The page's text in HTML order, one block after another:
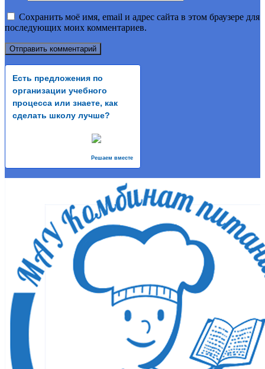
Сохранить моё имя, email и адрес сайта в этом браузере для
последующих моих комментариев.
Есть предложения по
организации учебного
процесса или знаете, как
сделать школу лучше?
Решаем вместе